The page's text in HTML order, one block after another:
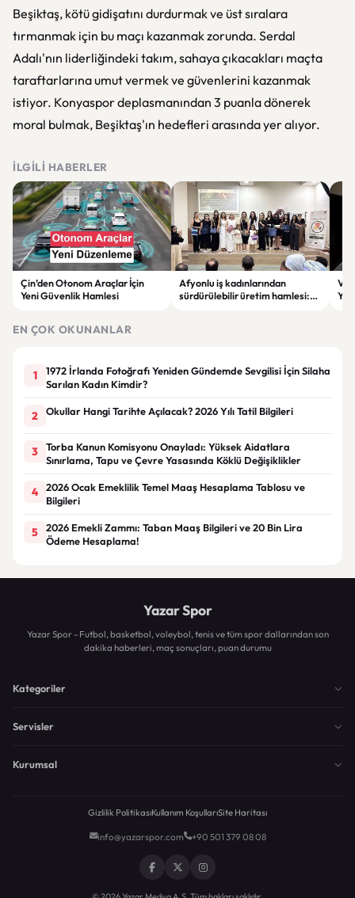
Beşiktaş, kötü gidişatını durdurmak ve üst sıralara
tırmanmak için bu maçı kazanmak zorunda. Serdal
Adalı'nın liderliğindeki takım, sahaya çıkacakları maçta
taraftarlarına umut vermek ve güvenlerini kazanmak
istiyor. Konyaspor deplasmanından 3 puanla dönerek
moral bulmak, Beşiktaş'ın hedefleri arasında yer alıyor.
İLGILI HABERLER
Çin’den Otonom Araçlar İçin
Yeni Güvenlik Hamlesi
Afyonlu iş kadınlarından
sürdürülebilir üretim hamlesi:
EN ÇOK OKUNANLAR
1
1972 İrlanda Fotoğrafı Yeniden Gündemde Sevgilisi İçin Silaha
Sarılan Kadın Kimdir?
2 Okullar Hangi Tarihte Açılacak? 2026 Yılı Tatil Bilgileri
3
Torba Kanun Komisyonu Onayladı: Yüksek Aidatlara
Sınırlama, Tapu ve Çevre Yasasında Köklü Değişiklikler
4
2026 Ocak Emeklilik Temel Maaş Hesaplama Tablosu ve
Bilgileri
5
2026 Emekli Zammı: Taban Maaş Bilgileri ve 20 Bin Lira
Ödeme Hesaplama!
Yazar Spor
Yazar Spor - Futbol, basketbol, voleybol, tenis ve tüm spor dallarından son
dakika haberleri, maç sonuçları, puan durumu
Kategoriler
Servisler
Kurumsal
Gizlilik PolitikasıKullanım KoşullarıSite Haritası
info@yazarspor.com +90 501 379 08 08